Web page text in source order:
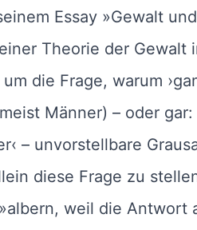
Essay »Gewalt
Theorie der Gewalt
die Frage, warum
Männer) – oder gar:
– unvorstellbare
diese Frage zu
weil die Antwort